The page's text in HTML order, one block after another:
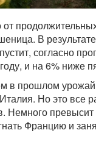
от
В
согласно
и на 6% ниже
в прошлом
Но это все
Немного
Францию и